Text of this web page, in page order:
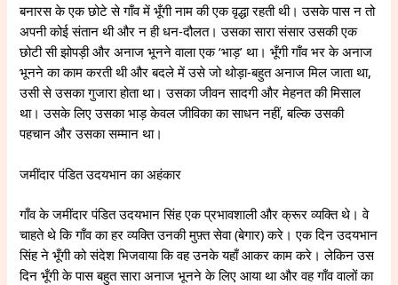
बनारस के एक छोटे से गाँव में भूँगी नाम की एक वृद्धा रहती थी। उसके पास न तो
अपनी कोई संतान थी और न ही धन-दौलत। उसका सारा संसार उसकी एक
छोटी सी झोपड़ी और अनाज भूनने वाला एक ‘भाड़’ था। भूँगी गाँव भर के अनाज
भूनने का काम करती थी और बदले में उसे जो थोड़ा-बहुत अनाज मिल जाता था,
उसी से उसका गुजारा होता था। उसका जीवन सादगी और मेहनत की मिसाल
था। उसके लिए उसका भाड़ केवल जीविका का साधन नहीं, बल्कि उसकी
पहचान और उसका सम्मान था।
जमींदार पंडित उदयभान का अहंकार
गाँव के जमींदार पंडित उदयभान सिंह एक प्रभावशाली और क्रूर व्यक्ति थे। वे
चाहते थे कि गाँव का हर व्यक्ति उनकी मुफ़्त सेवा (बेगार) करे। एक दिन उदयभान
सिंह ने भूँगी को संदेश भिजवाया कि वह उनके यहाँ आकर काम करे। लेकिन उस
दिन भूँगी के पास बहुत सारा अनाज भूनने के लिए आया था और वह गाँव वालों का